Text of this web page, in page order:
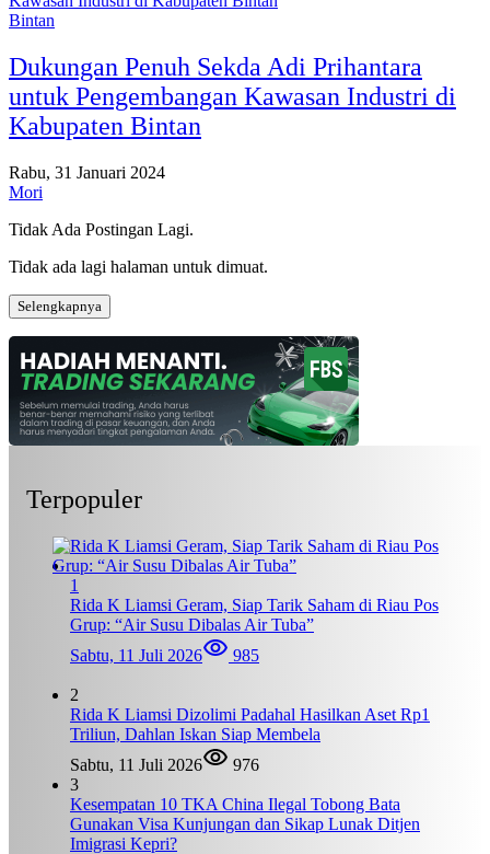
Bintan
Dukungan Penuh Sekda Adi Prihantara
untuk Pengembangan Kawasan Industri di
Kabupaten Bintan
Rabu, 31 Januari 2024
Mori
Tidak Ada Postingan Lagi.
Tidak ada lagi halaman untuk dimuat.
Selengkapnya
Terpopuler
1
Rida K Liamsi Geram, Siap Tarik Saham di Riau Pos
Grup: “Air Susu Dibalas Air Tuba”
Sabtu, 11 Juli 2026
985
2
Rida K Liamsi Dizolimi Padahal Hasilkan Aset Rp1
Triliun, Dahlan Iskan Siap Membela
Sabtu, 11 Juli 2026
976
3
Kesempatan 10 TKA China Ilegal Tobong Bata
Gunakan Visa Kunjungan dan Sikap Lunak Ditjen
Imigrasi Kepri?